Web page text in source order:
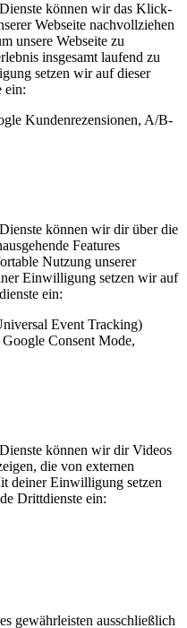
können wir das Klick-
Webseite nachvollziehen
unsere Webseite zu
insgesamt laufend zu
setzen wir auf dieser
ein:
Kundenrezensionen, A/B-
können wir dir über die
Features
Nutzung unserer
Einwilligung setzen wir auf
ein:
Event Tracking)
Consent Mode,
können wir dir Videos
die von externen
deiner Einwilligung setzen
Drittdienste ein:
gewährleisten ausschließlich